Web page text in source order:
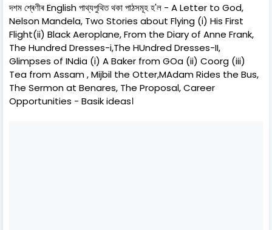
দশম শ্ৰেণীৰ English পাথ্যপুথিত থকা পাঠসমূহ হ'ল - A Letter to God,
Nelson Mandela, Two Stories about Flying (i) His First
Flight(ii) Black Aeroplane, From the Diary of Anne Frank,
The Hundred Dresses-i,The HUndred Dresses-II,
Glimpses of INdia (i) A Baker from GOa (ii) Coorg (iii)
Tea from Assam , Mijbil the Otter,MAdam Rides the Bus,
The Sermon at Benares, The Proposal, Career
Opportunities - Basik ideas।